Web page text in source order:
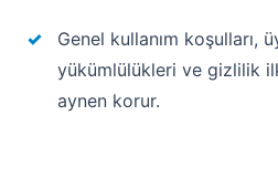
Genel kullanım koşulları,
yükümlülükleri ve gizlilik
aynen korur.